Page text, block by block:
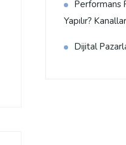
Performans
Yapılır?
Dijital